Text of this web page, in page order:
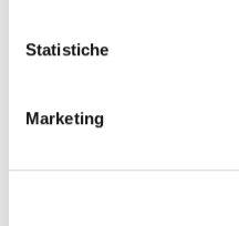
Statistiche
Marketing
Storica nelle Marche